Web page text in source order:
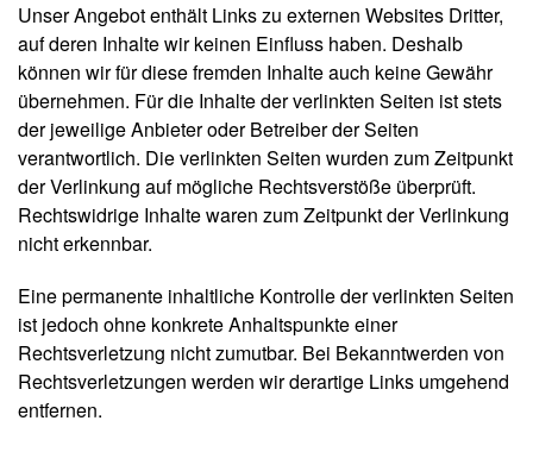
Unser Angebot enthält Links zu externen Websites Dritter,
auf deren Inhalte wir keinen Einfluss haben. Deshalb
können wir für diese fremden Inhalte auch keine Gewähr
übernehmen. Für die Inhalte der verlinkten Seiten ist stets
der jeweilige Anbieter oder Betreiber der Seiten
verantwortlich. Die verlinkten Seiten wurden zum Zeitpunkt
der Verlinkung auf mögliche Rechtsverstöße überprüft.
Rechtswidrige Inhalte waren zum Zeitpunkt der Verlinkung
nicht erkennbar.
Eine permanente inhaltliche Kontrolle der verlinkten Seiten
ist jedoch ohne konkrete Anhaltspunkte einer
Rechtsverletzung nicht zumutbar. Bei Bekanntwerden von
Rechtsverletzungen werden wir derartige Links umgehend
entfernen.